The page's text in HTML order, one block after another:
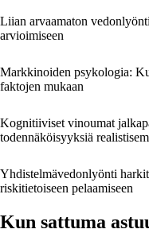
Liian arvaamaton
arvioimiseen
Markkinoiden psykologia:
faktojen mukaan
Kognitiiviset vinoumat
todennäköisyyksiä
Yhdistelmävedonlyönti
riskitietoiseen pelaamiseen
Kun sattuma